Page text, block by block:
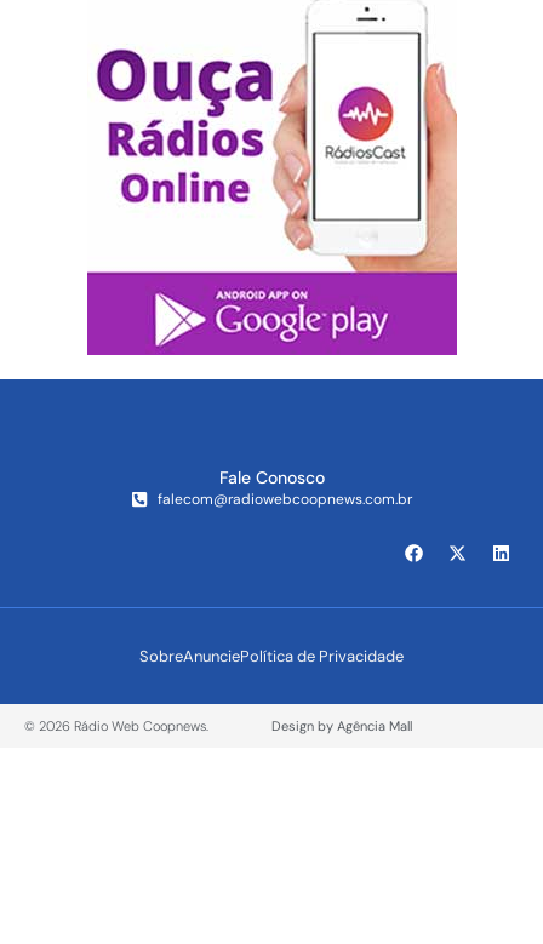
Fale Conosco
falecom@radiowebcoopnews.com.br
SobreAnunciePolítica de Privacidade
© 2026 Rádio Web Coopnews. Design by Agência Mall